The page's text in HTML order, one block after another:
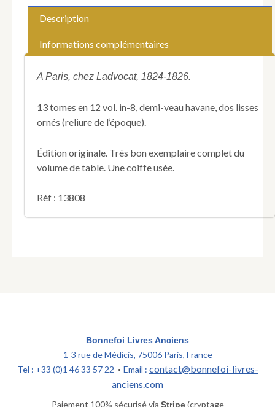
ducs
Bourgogne
maison
de
1364-
Description
Informations complémentaires
A Paris, chez Ladvocat, 1824-1826.
13 tomes en 12 vol. in-8, demi-veau havane, dos lisses
ornés (reliure de l’époque).
Édition originale. Très bon exemplaire complet du
volume de table. Une coiffe usée.
Réf : 13808
Bonnefoi Livres Anciens
1-3 rue de Médicis, 75006 Paris, France
Tel : +33 (0)1 46 33 57 22 • Email : contact@bonnefoi-livres-
anciens.com
Paiement 100% sécurisé via Stripe(cryptage